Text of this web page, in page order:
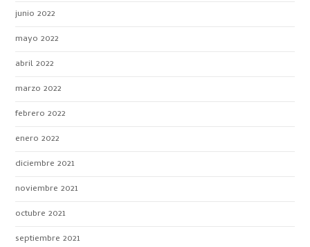
junio 2022
mayo 2022
abril 2022
marzo 2022
febrero 2022
enero 2022
diciembre 2021
noviembre 2021
octubre 2021
septiembre 2021